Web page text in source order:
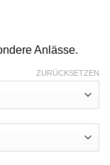
Anlässe.
ZURÜCKSETZEN